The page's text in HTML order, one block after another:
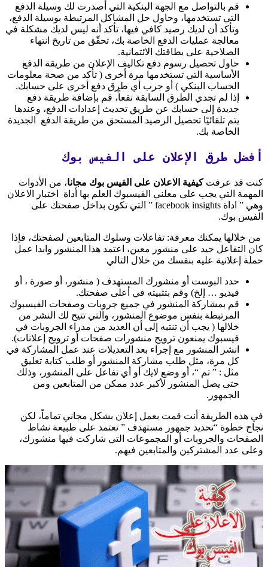
قم بالتواصل مع الجهة البنكية التي أصدرت لك وسيلة الدفع
التي تستخدمها، وحاول حل المشاكل المرتبطة بوسيلة الدفع،
وتأكد أن لديك رصيد كافي فيها، تأكد أنه ليس لديك مشكلة في
معالجة عمليات الدفع الخاصة بك، تحقّق من تاريخ انتهاء
الصلاحية على بطاقتك الائتمانية.
حاول تحصيل رسوم دفع تكاليف الإعلان من طريقة الدفع
الأساسية التي تستخدمها مرة أخرى ( تأكد من صحة معلومات
الحساب البنكي ) أو جرب أي طرق دفع أخرى على حسابك.
إذا لم تجدي الطرق السابقة نفعاً، قم بإضافة طريقة دفع
جديدة إلى حسابك عن طريق تحديث إعدادات الدفع، وعندها
يتم تلقائيًا تحصيل الرصيد المستحق من طريقة الدفع الجديدة
الخاصة بك.
أفضل طرق الإعلان على الفيس بوك
كنت قد عرفتكيفية الاعلان على الفيس بوك مجانا، من الأدوات
المهمة التي يجب على معلني الفيسبوك العلم بها أداة اختبار الاعلان
وهي ” اداة facebook insights ” التي تكون بداخل صفحتك على
الفيس بوك.
من خلالها يمكنك معرفة: تفاعلات وسلوك المتابعين لصفحتك، فإذا
كان التفاعل جيد على منشور معين، اعتمد هذا المنشور وابدا عمل
حملة إعلانية عليه بنفسك من خلال التالي
حدد البوست أو منشورك المستهدف ( منشور، أو صورة ، أو
فيديو … إلخ) وقم بتثبيته في أعلى صفحتك.
قم بمشاركة المنشور في جميع جروبات وصفحات الفيسبوك
المرتبطة بنفس موضوع المنشور، والتي تتيح لك النشر من
خلالها ( يجب أن تنتبه إلى أن العديد من مدراء الجروبات في
فيسبوك يمنعون ترويج منشورات صفحات أو ترويج إعلانات).
انشر المنشور مع إجراء بعد التعديلات عند عمل المشاركة في
كل مرة، مثل طلب مشاركة المنشور أو طلب كتابة تعليق
مثل : ” تم “، أو وضع لايك أو أي تفاعل على المنشور، وذلك
حتى يصل المنشور لأكبر عدد ممكن من المتابعين ومن
الجمهور.
في هذه الطريقة أنت قمت بعمل إعلان بشكل مجاني تماماً، لكن
نجاح خطوة “تحديد جمهور مستهدف ” تعتمد على طبيعة نشاط
الصفحات والجروبات أو المجموعات التي شاركت فيها منشورك،
وعلى عدد المشتركين والمتابعين فيهم.